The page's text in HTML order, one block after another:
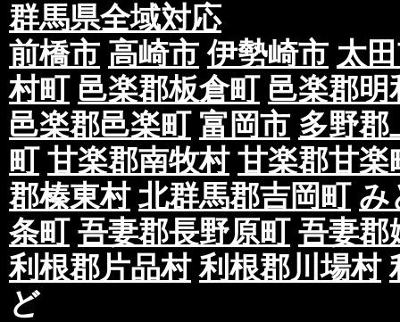
群馬県全域対応
前橋市 高崎市 伊勢崎市 太
村町 邑楽郡板倉町 邑楽郡明
邑楽郡邑楽町 富岡市 多野郡
町 甘楽郡南牧村 甘楽郡甘楽
郡榛東村 北群馬郡吉岡町 み
条町 吾妻郡長野原町 吾妻郡
利根郡片品村 利根郡川場村
ど